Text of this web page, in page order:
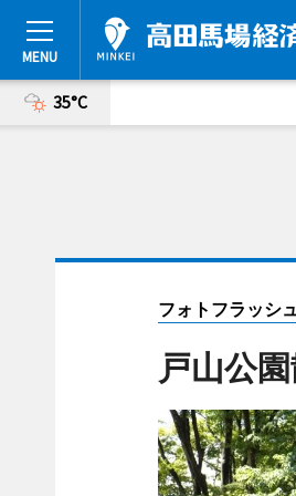
35°C
フォトフラッシ
戸山公